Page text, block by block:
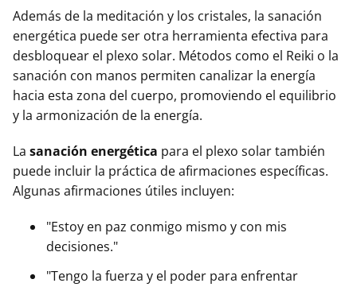
Además de la meditación y los cristales, la sanación
energética puede ser otra herramienta efectiva para
desbloquear el plexo solar. Métodos como el Reiki o la
sanación con manos permiten canalizar la energía
hacia esta zona del cuerpo, promoviendo el equilibrio
y la armonización de la energía.
La sanación energética para el plexo solar también
puede incluir la práctica de afirmaciones específicas.
Algunas afirmaciones útiles incluyen:
"Estoy en paz conmigo mismo y con mis
decisiones."
"Tengo la fuerza y el poder para enfrentar